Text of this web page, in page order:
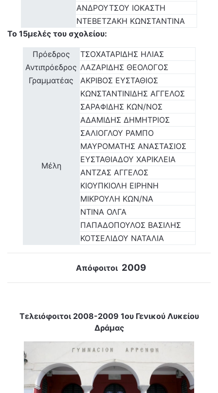
ΑΝΔΡΟΥΤΣΟΥ ΙΟΚΑΣΤΗ
ΝΤΕΒΕΤΖΑΚΗ ΚΩΝΣΤΑΝΤΙΝΑ
Το 15μελές του σχολείου:
Πρόεδρος
ΤΣΟΧΑΤΑΡΙΔΗΣ ΗΛΙΑΣ
Αντιπρόεδρος ΛΑΖΑΡΙΔΗΣ ΘΕΟΛΟΓΟΣ
Γραμματέας
ΑΚΡΙΒΟΣ ΕΥΣΤΑΘΙΟΣ
Μέλη
ΚΩΝΣΤΑΝΤΙΝΙΔΗΣ ΑΓΓΕΛΟΣ
ΣΑΡΑΦΙΔΗΣ ΚΩΝ/ΝΟΣ
ΑΔΑΜΙΔΗΣ ΔΗΜΗΤΡΙΟΣ
ΣΑΛΙΟΓΛΟΥ ΡΑΜΠΟ
ΜΑΥΡΟΜΑΤΗΣ ΑΝΑΣΤΑΣΙΟΣ
ΕΥΣΤΑΘΙΑΔΟΥ ΧΑΡΙΚΛΕΙΑ
ΑΝΤΖΑΣ ΑΓΓΕΛΟΣ
ΚΙΟΥΠΚΙΟΛΗ ΕΙΡΗΝΗ
ΜΙΚΡΟΥΛΗ ΚΩΝ/ΝΑ
ΝΤΙΝΑ ΟΛΓΑ
ΠΑΠΑΔΟΠΟΥΛΟΣ ΒΑΣΙΛΗΣ
ΚΟΤΣΕΛΙΔΟΥ ΝΑΤΑΛΙΑ
Απόφοιτοι 2009
Τελειόφοιτοι 2008-2009 1ου Γενικού Λυκείου
Δράμας